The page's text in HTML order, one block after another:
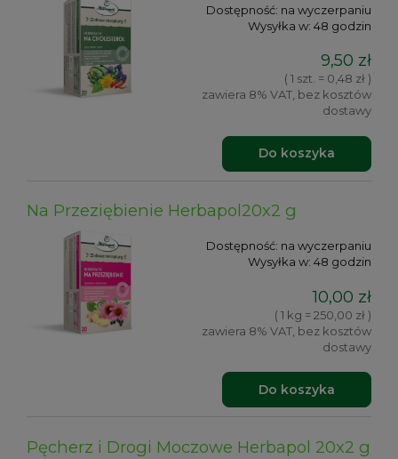
Dostępność: na wyczerpaniu
Wysyłka w: 48 godzin
9,50 zł
( 1 szt. = 0,48 zł )
zawiera 8% VAT, bez kosztów
dostawy
Do koszyka
Na Przeziębienie Herbapol20x2 g
Dostępność: na wyczerpaniu
Wysyłka w: 48 godzin
10,00 zł
( 1 kg = 250,00 zł )
zawiera 8% VAT, bez kosztów
dostawy
Do koszyka
Pęcherz i Drogi Moczowe Herbapol 20x2 g